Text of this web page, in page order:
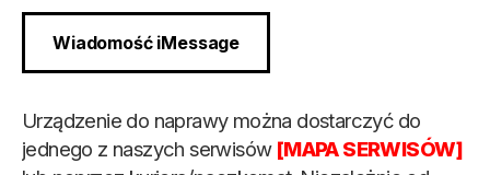
Wiadomość iMessage
Urządzenie do naprawy można dostarczyć do
jednego z naszych serwisów [MAPA SERWISÓW]